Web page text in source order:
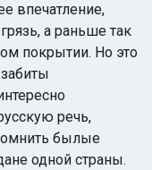
впечатление,
а раньше так
покрытии. Но это
речь,
былые
одной страны.